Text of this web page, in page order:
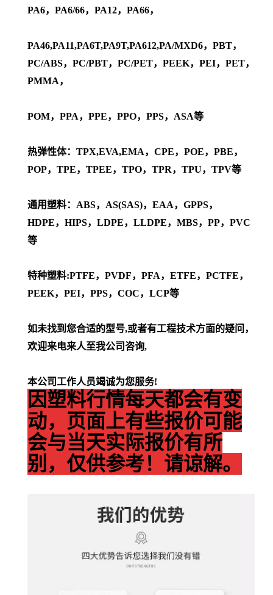
PA6，PA6/66，PA12，PA66，
PA46,PA11,PA6T,PA9T,PA612,PA/MXD6，PBT，
PC/ABS，PC/PBT，PC/PET，PEEK，PEI，PET，
PMMA，
POM，PPA，PPE，PPO，PPS，ASA等
热弹性体：TPX,EVA,EMA，CPE，POE，PBE，
POP，TPE，TPEE，TPO，TPR，TPU，TPV等
通用塑料：ABS，AS(SAS)，EAA，GPPS，
HDPE，HIPS，LDPE，LLDPE，MBS，PP，PVC
等
特种塑料:PTFE，PVDF，PFA，ETFE，PCTFE，
PEEK，PEI，PPS，COC，LCP等
如未找到您合适的型号,或者有工程技术方面的疑问，
欢迎来电来人至我公司咨询,
本公司工作人员竭诚为您服务!
因塑料行情每天都会有变
动，页面上有些报价可能
会与当天实际报价有所
别，仅供参考！请谅解。